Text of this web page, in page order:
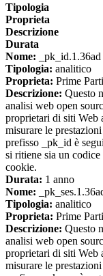
Tipologia
Proprieta
Descrizione
Durata
Nome: _pk_id.1.36ad
Tipologia: analitico
Proprieta: Prime Parti
Descrizione: Questo
analisi web open
proprietari di siti Web
misurare le
prefisso _pk_id è
si ritiene sia un
cookie.
Durata: 1 anno
Nome:
Tipologia: analitico
Proprieta: Prime Parti
Descrizione: Questo
analisi web open
proprietari di siti Web
misurare le